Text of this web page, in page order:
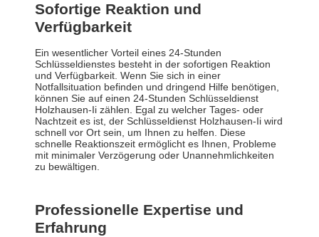
Sofortige Reaktion und
Verfügbarkeit
Ein wesentlicher Vorteil eines 24-Stunden
Schlüsseldienstes besteht in der sofortigen Reaktion
und Verfügbarkeit. Wenn Sie sich in einer
Notfallsituation befinden und dringend Hilfe benötigen,
können Sie auf einen 24-Stunden Schlüsseldienst
Holzhausen-Ii zählen. Egal zu welcher Tages- oder
Nachtzeit es ist, der Schlüsseldienst Holzhausen-Ii wird
schnell vor Ort sein, um Ihnen zu helfen. Diese
schnelle Reaktionszeit ermöglicht es Ihnen, Probleme
mit minimaler Verzögerung oder Unannehmlichkeiten
zu bewältigen.
Professionelle Expertise und
Erfahrung